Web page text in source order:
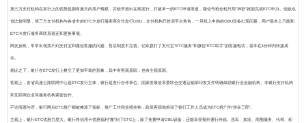
第三方支付机构在发行上的优势是拥有庞大的用户规模，并较早推出在线发行，打破单一的ETC申请渠道，微信号称全程只用“35秒”就能完成ETC申办。但缺点
也比较明显，第三方支付机构与各省市的ETC卡发行服务商合作发行OBU，支付机构只扮演平台角色，一旦线上申购的OBU设备出现问题，用户基本上只能和
ETC卡发行服务商联系退还和更换事项。
网友反映，常常出现找不到支付宝和微信客服的问题，售后制度不完善。亿欧拨打了支付宝“ETC服务”和微信“ETC助手”的客服电话，基本在1分钟内转接成
功。
相比之下，银行在ETC发行上树立了更加牢靠的形象，其中有客观原因，也有主观原因。
客观上，各省高速公路联网中心是ETC发行主体，银行是发行合作单位。 国家发展改革委联合交通运输部印发文件明确鼓励银行业金融机构、非银行支付机构
和互联网企业等服务机构紧密合作。
不论情愿与否，银行网点ETC推广都被摊派了指标，推广工作和业绩挂钩，政策客观地推动了银行工作人员成为ETC推广的“拼命三郎”。
主观上，银行ETC优惠力度大。 银行将信用卡优惠福利“搬”到了ETC上，除了免费申请OBU设备，还能享受额外通行补贴、洗车、加油、商圈服务、代驾、积